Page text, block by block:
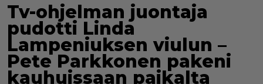
Tv-ohjelman juontaja
pudotti Linda
Lampeniuksen viulun –
Pete Parkkonen pakeni
kauhuissaan paikalta